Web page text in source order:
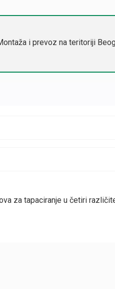
i prevoz na teritoriji
za tapaciranje u četiri